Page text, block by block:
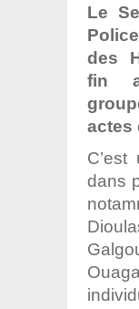
Le
des
fin
actes
dans